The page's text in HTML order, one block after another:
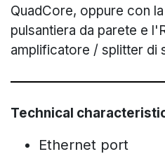
QuadCore, oppure con
pulsantiera da parete e
amplificatore / splitter di
Technical
Ethernet port